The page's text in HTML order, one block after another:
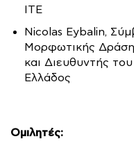
ΙΤΕ
Nicolas Eybalin,
Μορφωτικής
και Διευθυντής
Ελλάδος
Ομιλητές: